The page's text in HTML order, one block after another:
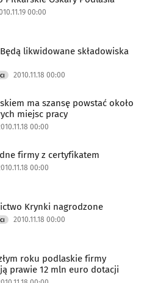
00:00
likwidowane składowiska
2010.11.18 00:00
ma szansę powstać około
miejsc pracy
00:00
firmy z certyfikatem
00:00
Krynki nagrodzone
2010.11.18 00:00
roku podlaskie firmy
prawie 12 mln euro dotacji